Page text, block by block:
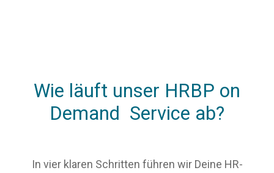
Wie läuft unser HRBP on
Demand Service ab?
In vier klaren Schritten führen wir Deine HR-